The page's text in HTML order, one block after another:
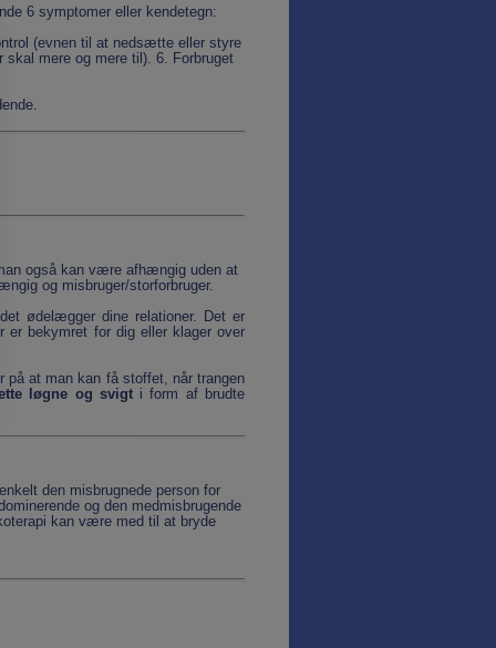
6 symptomer eller kendetegn:
(evnen til at nedsætte eller styre
mere og mere til). 6. Forbruget
også kan være afhængig uden at
og misbruger/storforbruger.
ødelægger dine relationer. Det er
bekymret for dig eller klager over
at man kan få stoffet, når trangen
løgne og svigti form af brudte
den misbrugnede person for
og den medmisbrugende
kan være med til at bryde